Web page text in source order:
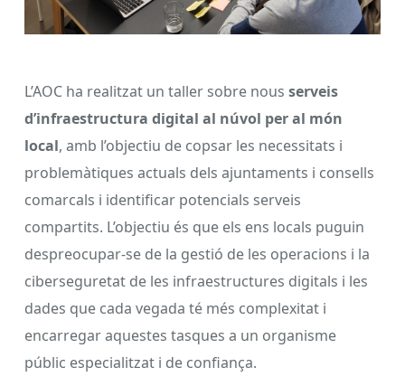
L’AOC ha realitzat un taller sobre nous serveis
d’infraestructura digital al núvol per al món
local, amb l’objectiu de copsar les necessitats i
problemàtiques actuals dels ajuntaments i consells
comarcals i identificar potencials serveis
compartits. L’objectiu és que els ens locals puguin
despreocupar-se de la gestió de les operacions i la
ciberseguretat de les infraestructures digitals i les
dades que cada vegada té més complexitat i
encarregar aquestes tasques a un organisme
públic especialitzat i de confiança.